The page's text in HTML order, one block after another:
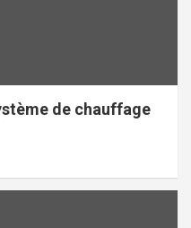
de chauffage